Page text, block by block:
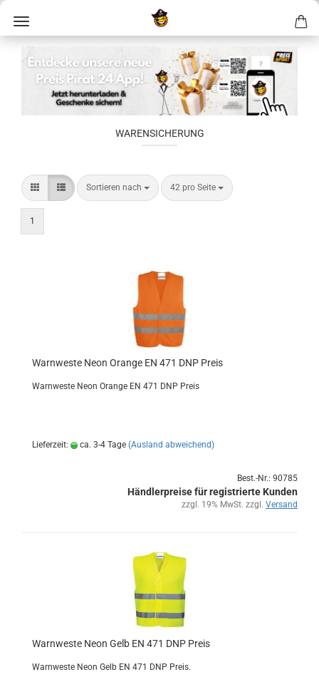
WARENSICHERUNG
Sortieren nach 42 pro Seite
1
Warn­wes­te Neon Oran­ge EN 471 DNP Preis
Warn­wes­te Neon Oran­ge EN 471 DNP Preis
Lieferzeit: ca. 3-4 Tage (Ausland abweichend)
Best.-Nr.: 90785
Händlerpreise für registrierte Kunden
zzgl. 19% MwSt. zzgl. Versand
Warn­wes­te Neon Gelb EN 471 DNP Preis
Warn­wes­te Neon Gelb EN 471 DNP Preis.